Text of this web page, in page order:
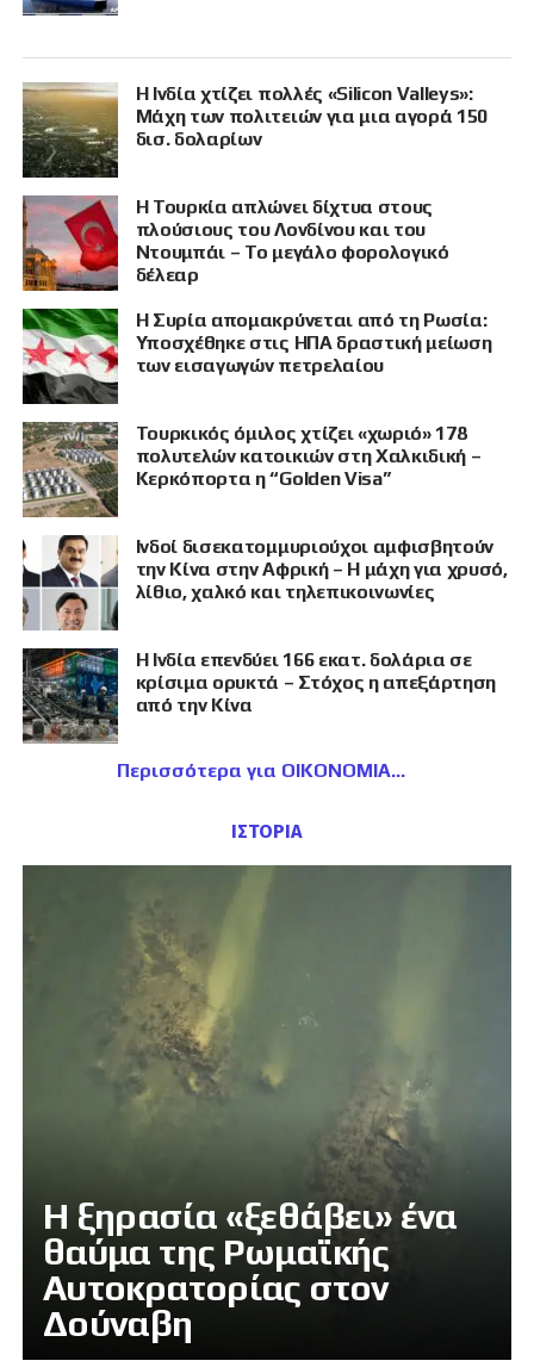
Η Ινδία χτίζει πολλές «Silicon Valleys»:
Μάχη των πολιτειών για μια αγορά 150
δισ. δολαρίων
Η Τουρκία απλώνει δίχτυα στους
πλούσιους του Λονδίνου και του
Ντουμπάι – Το μεγάλο φορολογικό
δέλεαρ
Η Συρία απομακρύνεται από τη Ρωσία:
Υποσχέθηκε στις ΗΠΑ δραστική μείωση
των εισαγωγών πετρελαίου
Τουρκικός όμιλος χτίζει «χωριό» 178
πολυτελών κατοικιών στη Χαλκιδική –
Κερκόπορτα η “Golden Visa”
Ινδοί δισεκατομμυριούχοι αμφισβητούν
την Κίνα στην Αφρική – Η μάχη για χρυσό,
λίθιο, χαλκό και τηλεπικοινωνίες
Η Ινδία επενδύει 166 εκατ. δολάρια σε
κρίσιμα ορυκτά – Στόχος η απεξάρτηση
από την Κίνα
Περισσότερα για ΟΙΚΟΝΟΜΙΑ
ΙΣΤΟΡΙΑ
Η ξηρασία «ξεθάβει» ένα
θαύμα της Ρωμαϊκής
Αυτοκρατορίας στον
Δούναβη